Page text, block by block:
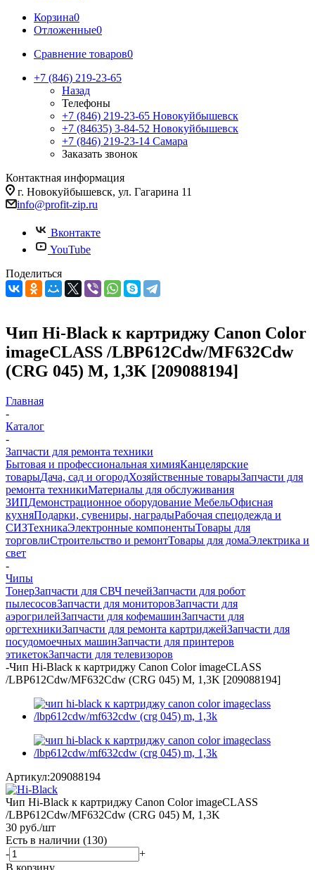
Корзина0
Отложенные0
Сравнение товаров0
+7 (846) 219-23-65
Назад
Телефоны
+7 (846) 219-23-65 Новокуйбышевск
+7 (84635) 3-84-52 Новокуйбышевск
+7 (846) 219-23-14 Самара
Заказать звонок
Контактная информация
г. Новокуйбышевск, ул. Гагарина 11
info@profit-zip.ru
Вконтакте
YouTube
Поделиться
Чип Hi-Black к картриджу Canon Color
imageCLASS /LBP612Cdw/MF632Cdw
(CRG 045) M, 1,3K [209088194]
Главная
-
Каталог
-
Запчасти для ремонта техники
Бытовая и профессиональная химияКанцелярские
товарыДача, сад и огородХозяйственные товарыЗапчасти для
ремонта техникиМатериалы для обслуживания
ЗИПДемонстрационное оборудование МебельОфисная
кухняПодарки, сувениры, наградыРабочая спецодежда и
СИЗТехникаЭлектронные компонентыТовары для
торговлиСтроительство и ремонтТовары для домаЭлектрика и
свет
-
Чипы
ТонерЗапчасти для СВЧ печейЗапчасти для робот
пылесосовЗапчасти для мониторовЗапчасти для
аэрогрилейЗапчасти для кофемашинЗапчасти для
оргтехникиЗапчасти для ремонта картриджейЗапчасти для
посудомоечных машинЗапчасти для принтеров
этикетокЗапчасти для телевизоров
-Чип Hi-Black к картриджу Canon Color imageCLASS
/LBP612Cdw/MF632Cdw (CRG 045) M, 1,3K [209088194]
Артикул:209088194
Чип Hi-Black к картриджу Canon Color imageCLASS
/LBP612Cdw/MF632Cdw (CRG 045) M, 1,3K
30 руб./шт
Есть в наличии (130)
-
+
В корзину